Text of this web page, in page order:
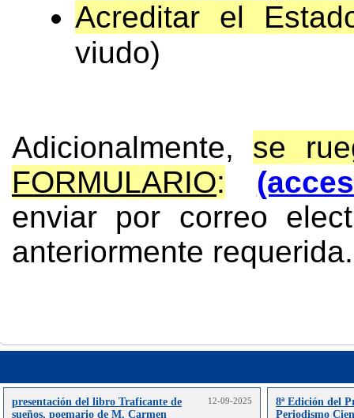
Acreditar el
viudo)
Adicionalmente, se
FORMULARIO:
enviar por correo
anteriormente requerida.
presentación del libro Traficante de
sueños, poemario de M. Carmen
12-09-2025
8ª Edición del
Periodismo